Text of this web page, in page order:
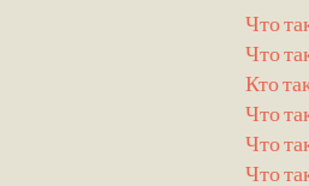
Что
Что
Кто
Что
Что
Что